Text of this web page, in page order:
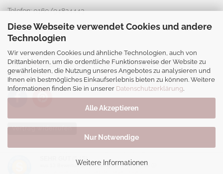
Diese Webseite verwendet Cookies und andere
Technologien
Wir verwenden Cookies und ähnliche Technologien, auch von
Drittanbietern, um die ordentliche Funktionsweise der Website zu
gewährleisten, die Nutzung unseres Angebotes zu analysieren und
Ihnen ein bestmögliches Einkaufserlebnis bieten zu können. Weitere
Informationen finden Sie in unserer Datenschutzerklärung.
Alle Akzeptieren
Nur Notwendige
Weitere Informationen
Telefon: 0160/94824443
E-Mail:info@nice-deko.de
*Alle angegebenen Preise sind Gesamtpreise
zzgl. Versandkosten. Umsatzsteuerbefreit aufgrund
Kleinunternehmerregelung.
Vertrag widerrufen
(5 / 5)
Bewertungen bei: ebay.de, shopvote.de ⓘ